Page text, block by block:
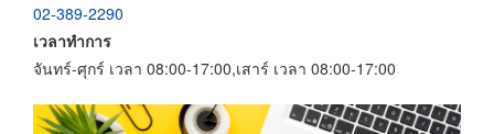
02-389-2290
เวลาทำการ
จันทร์-ศุกร์ เวลา 08:00-17:00,เสาร์ เวลา 08:00-17:00